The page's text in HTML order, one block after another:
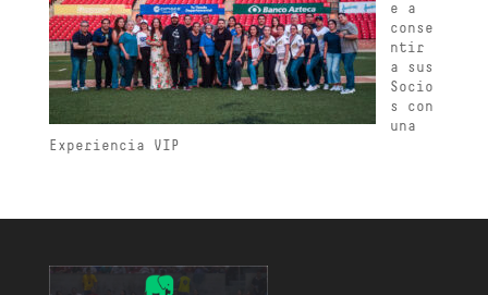
e a
conse
ntir
a sus
Socio
s con
una
Experiencia VIP